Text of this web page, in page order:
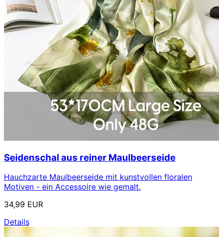
Seidenschal aus reiner Maulbeerseide
Hauchzarte Maulbeerseide mit kunstvollen floralen
Motiven - ein Accessoire wie gemalt.
34,99 EUR
Details